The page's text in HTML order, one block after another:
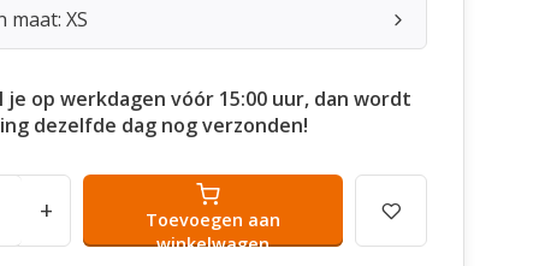
maat: XS
je op werkdagen vóór 15:00 uur, dan wordt
dezelfde dag nog verzonden!
+
Toevoegen aan
winkelwagen